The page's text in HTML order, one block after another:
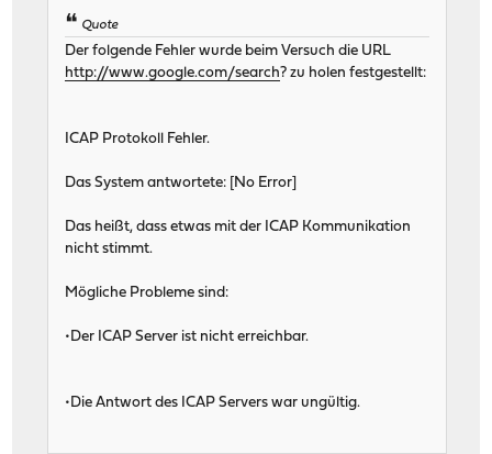
Quote
Der folgende Fehler wurde beim Versuch die URL
http://www.google.com/search ? zu holen festgestellt:
ICAP Protokoll Fehler.
Das System antwortete: [No Error]
Das heißt, dass etwas mit der ICAP Kommunikation
nicht stimmt.
Mögliche Probleme sind:
•Der ICAP Server ist nicht erreichbar.
•Die Antwort des ICAP Servers war ungültig.